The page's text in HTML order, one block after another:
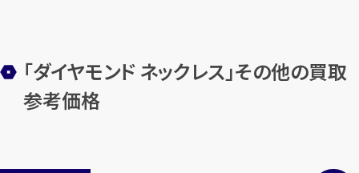
「ダイヤモンド ネックレス」その他の買取
参考価格